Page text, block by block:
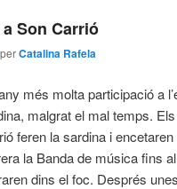
Son Carrió
perCatalina Rafela
més molta participació a
malgrat el mal temps.
feren la sardina i
la Banda de música fins
dins el foc. Després